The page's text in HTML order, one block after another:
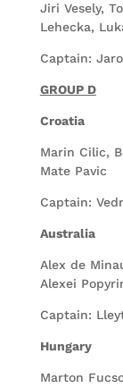
Jiri Vesely,
Lehecka,
Captain:
GROUP D
Croatia
Marin Cilic,
Mate Pavic
Captain:
Australia
Alex de
Alexei
Captain:
Hungary
Marton